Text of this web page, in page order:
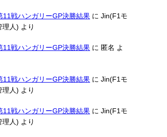
11戦ハンガリーGP決勝結果 にJin(F1モ
理人) より
11戦ハンガリーGP決勝結果 に 匿名 よ
11戦ハンガリーGP決勝結果 にJin(F1モ
理人) より
11戦ハンガリーGP決勝結果 にJin(F1モ
理人) より